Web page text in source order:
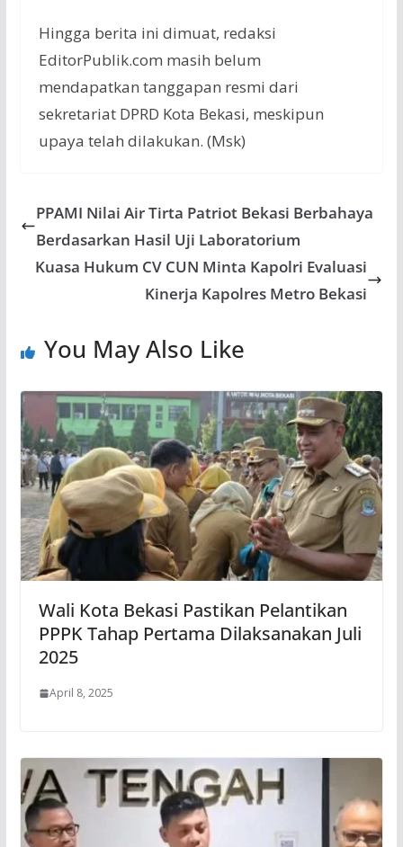
Hingga berita ini dimuat, redaksi
EditorPublik.com masih belum
mendapatkan tanggapan resmi dari
sekretariat DPRD Kota Bekasi, meskipun
upaya telah dilakukan. (Msk)
PPAMI Nilai Air Tirta Patriot Bekasi Berbahaya
Berdasarkan Hasil Uji Laboratorium
Kuasa Hukum CV CUN Minta Kapolri Evaluasi
Kinerja Kapolres Metro Bekasi
You May Also Like
Wali Kota Bekasi Pastikan Pelantikan
PPPK Tahap Pertama Dilaksanakan Juli
2025
April 8, 2025